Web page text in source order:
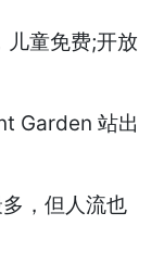
童免费;开放
Garden 站出
，但人流也